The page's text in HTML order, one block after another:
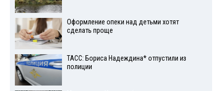
Оформление опеки над детьми хотят
сделать проще
ТАСС: Бориса Надеждина* отпустили из
полиции